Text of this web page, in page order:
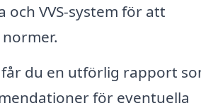
VVS-system för att
du en utförlig rapport
för eventuella